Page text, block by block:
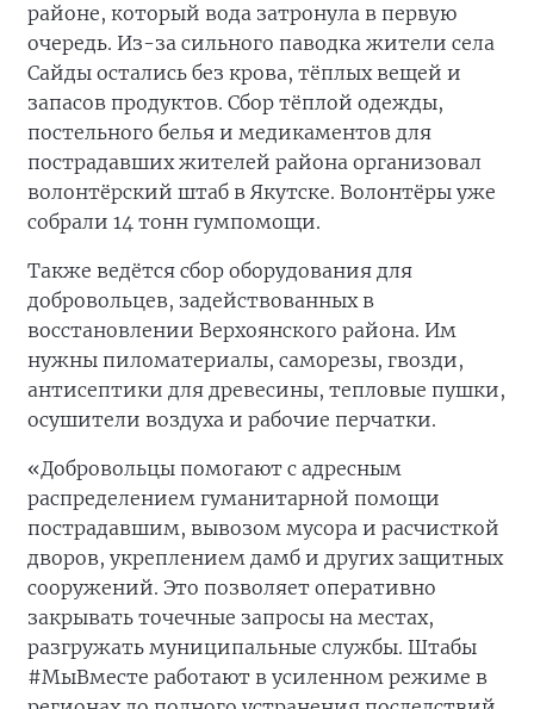
районе, который вода затронула в первую
очередь. Из-за сильного паводка жители села
Сайды остались без крова, тёплых вещей и
запасов продуктов. Сбор тёплой одежды,
постельного белья и медикаментов для
пострадавших жителей района организовал
волонтёрский штаб в Якутске. Волонтёры уже
собрали 14 тонн гумпомощи.
Также ведётся сбор оборудования для
добровольцев, задействованных в
восстановлении Верхоянского района. Им
нужны пиломатериалы, саморезы, гвозди,
антисептики для древесины, тепловые пушки,
осушители воздуха и рабочие перчатки.
«Добровольцы помогают с адресным
распределением гуманитарной помощи
пострадавшим, вывозом мусора и расчисткой
дворов, укреплением дамб и других защитных
сооружений. Это позволяет оперативно
закрывать точечные запросы на местах,
разгружать муниципальные службы. Штабы
#МыВместе работают в усиленном режиме в